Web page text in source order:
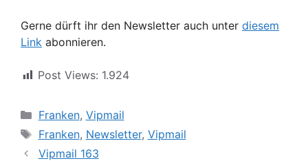
Gerne dürft ihr den Newsletter auch unter diesem
Link abonnieren.
Post Views: 1.924
Kategorien
Franken, Vipmail
Schlagwörter
Franken, Newsletter, Vipmail
Vipmail 163